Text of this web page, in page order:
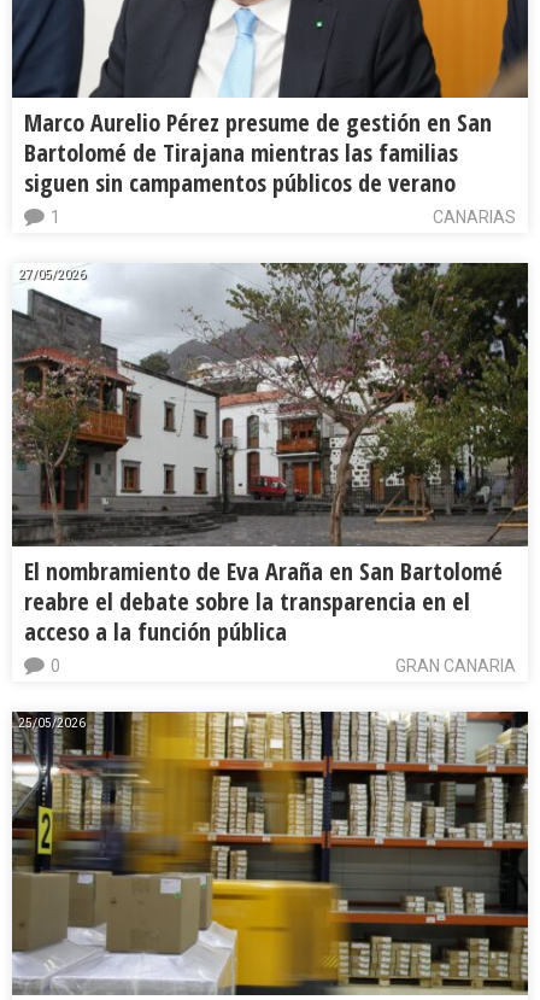
Marco Aurelio Pérez presume de gestión en San
Bartolomé de Tirajana mientras las familias
siguen sin campamentos públicos de verano
CANARIAS
1
27/05/2026
El nombramiento de Eva Araña en San Bartolomé
reabre el debate sobre la transparencia en el
acceso a la función pública
GRAN CANARIA
0
25/05/2026